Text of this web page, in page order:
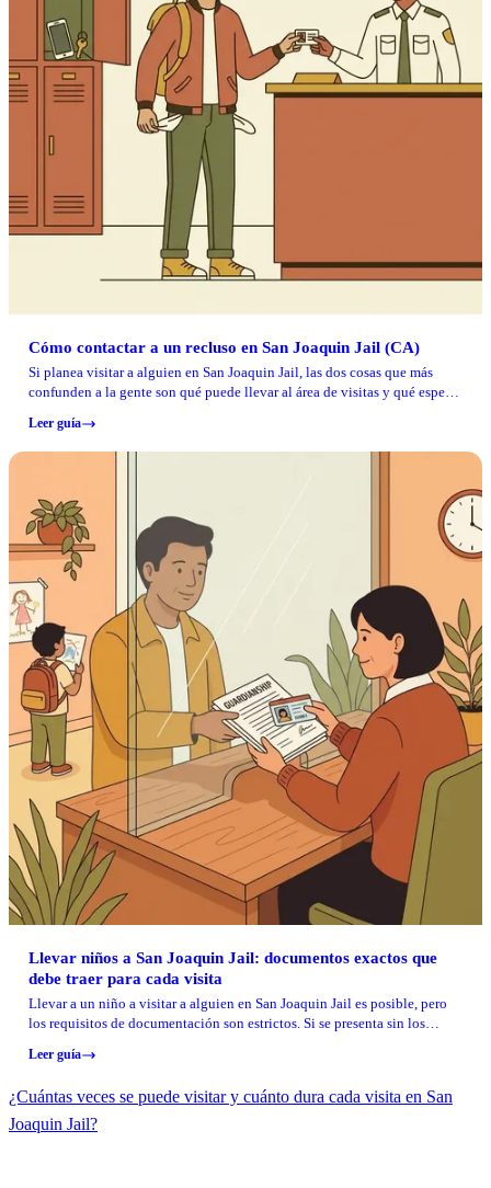
Cómo contactar a un recluso en San Joaquin Jail (CA)
Si planea visitar a alguien en San Joaquin Jail, las dos cosas que más
confunden a la gente son qué puede llevar al área de visitas y qué esperar
Leer guía
Llevar niños a San Joaquin Jail: documentos exactos que
debe traer para cada visita
Llevar a un niño a visitar a alguien en San Joaquin Jail es posible, pero
los requisitos de documentación son estrictos. Si se presenta sin los
Leer guía
¿Cuántas veces se puede visitar y cuánto dura cada visita en San
Joaquin Jail?